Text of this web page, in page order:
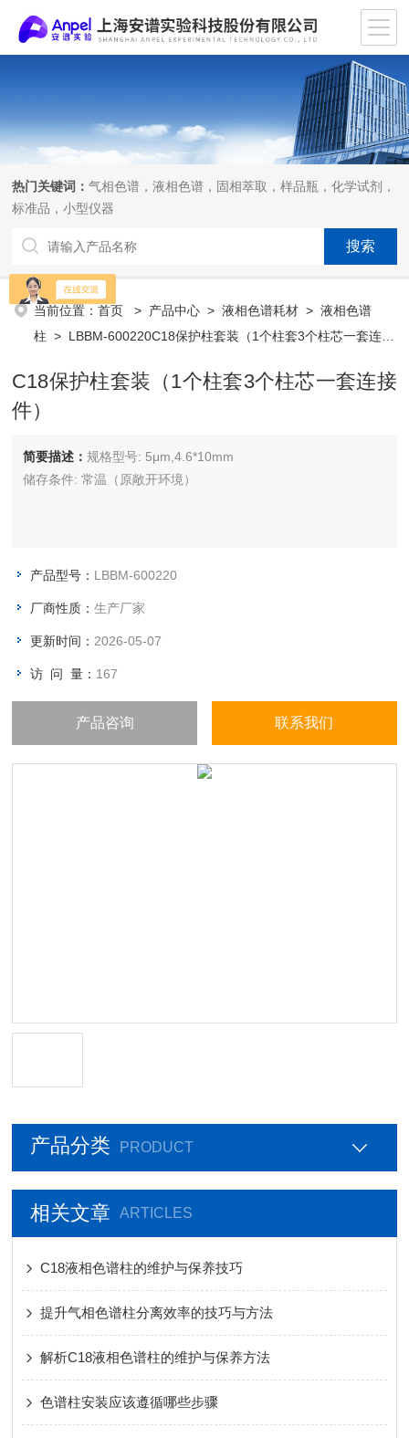
热门关键词：气相色谱，液相色谱，固相萃取，样品瓶，化学试剂，
标准品，小型仪器
当前位置：首页 > 产品中心 >液相色谱耗材 >液相色谱
柱 > LBBM-600220C18保护柱套装（1个柱套3个柱芯一套连接
C18保护柱套装（1个柱套3个柱芯一套连接
件）
简要描述：规格型号: 5μm,4.6*10mm
储存条件: 常温（原敞开环境）
产品型号： LBBM-600220
厂商性质：生产厂家
更新时间： 2026-05-07
访 问 量： 167
产品咨询 联系我们
产品分类 PRODUCT
相关文章 ARTICLES
C18液相色谱柱的维护与保养技巧
提升气相色谱柱分离效率的技巧与方法
解析C18液相色谱柱的维护与保养方法
色谱柱安装应该遵循哪些步骤